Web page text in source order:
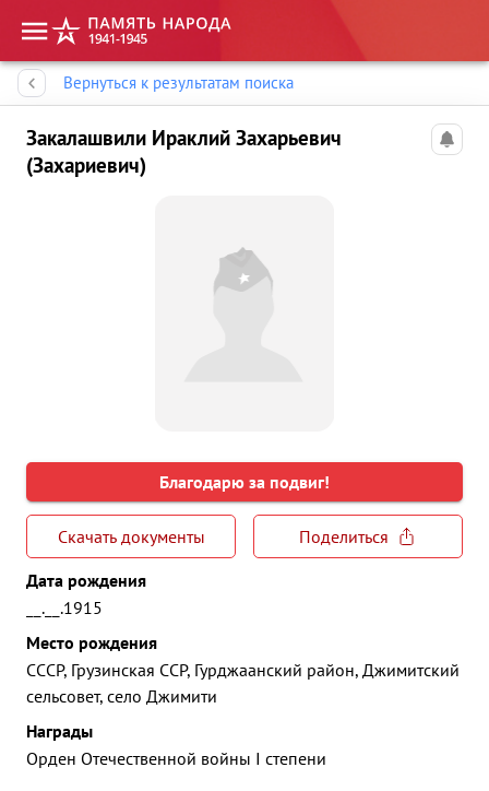
Вернуться к результатам поиска
Закалашвили Ираклий Захарьевич
(Захариевич)
Благодарю за подвиг!
Скачать документы
Поделиться
Дата рождения
__.__.1915
Место рождения
СССР, Грузинская ССР, Гурджаанский район, Джимитский
сельсовет, село Джимити
Награды
Орден Отечественной войны I степени
Память народа